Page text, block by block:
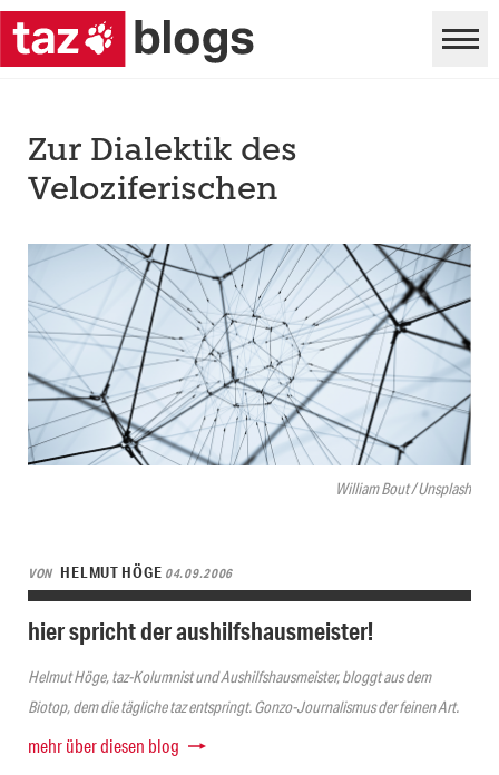
William Bout / Unsplash
Zur Dialektik des
Veloziferischen
VON HELMUT HÖGE 04.09.2006
hier spricht der aushilfshausmeister!
Helmut Höge, taz-Kolumnist und Aushilfshausmeister, bloggt aus dem
Biotop, dem die tägliche taz entspringt. Gonzo-Journalismus der feinen Art.
mehr über diesen blog